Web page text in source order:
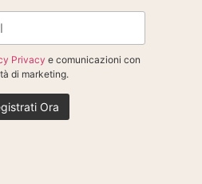
Privacy e comunicazioni con
di marketing.